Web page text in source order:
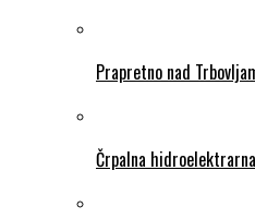
Prapretno nad
Črpalna